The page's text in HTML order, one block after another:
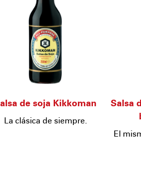
de soja Kikkoman
La clásica de siempre.
Salsa
El